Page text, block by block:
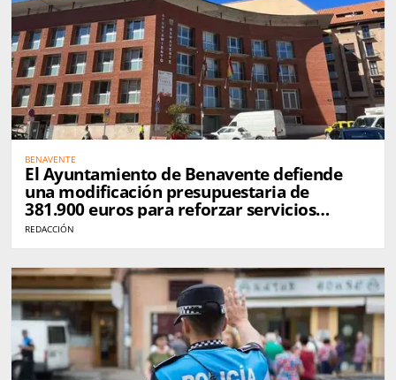
BENAVENTE
El Ayuntamiento de Benavente defiende
una modificación presupuestaria de
381.900 euros para reforzar servicios
municipales
REDACCIÓN